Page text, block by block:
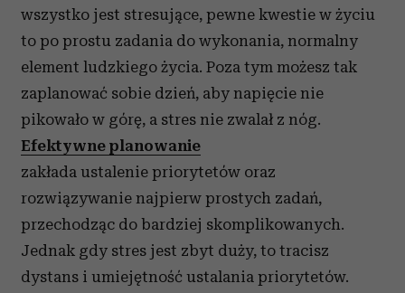
wszystko jest stresujące, pewne kwestie w życiu
to po prostu zadania do wykonania, normalny
element ludzkiego życia. Poza tym możesz tak
zaplanować sobie dzień, aby napięcie nie
pikowało w górę, a stres nie zwalał z nóg.
Efektywne planowanie
zakłada ustalenie priorytetów oraz
rozwiązywanie najpierw prostych zadań,
przechodząc do bardziej skomplikowanych.
Jednak gdy stres jest zbyt duży, to tracisz
dystans i umiejętność ustalania priorytetów.